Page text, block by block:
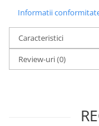
Informatii
Caracteristici
Review-uri(0)